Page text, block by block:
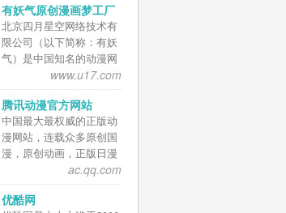
时受理旅客的手机核验业
务，通过网站与旅客手机
之间互发短信确认可联络
性。自12月1日起，铁路
客票系统启用部分新功
能，旅客期待已久的网上
购票“选座功能”已经实现
了。 为进一步方便旅客购
买车票，铁路12306于3月
10日开通团体票预订业
务，个人和单位均可预
订。此前，旅客购买团体
发环境，并可作为边缘计
算节点提供AI人工智能运
算、IoT物联网互联互通服
务。 无需专业运维知识，
可视化面板一键启停各项
服务器用于生产环境，也
能够运行在个人电脑作为
编程开发环境，并可作为
边缘计算节点。PHPTS
将会把公有云的各项PaaS
服务，逐步通过开源软件
在本地免费实现，并通过
2009年6月26日创建，被
粉丝们亲切地称为“B站”
。2018年3月28日，哔哩
哔哩在美国纳斯达克上市
。2020年9月15日，B站定
哩哔哩视频卫星”成功升空
。 B站早期是一个
ACG（动画、漫画、游
戏）内容创作与分享的视
频网站。 经过十年多的发
内容，构建了一个源源不
有妖气原创漫画梦工厂
北京四月星空网络技术有
限公司（以下简称：有妖
气）是中国知名的动漫网
络及内容企业，奥飞娱乐
司。有妖气以互联网动漫
版权业务为核心，利用互
联网大平台优势，不断地
在网站业务，移动业务及
漫画、动画、游戏内容等
成为中国原创动漫产业的
www.u17.com
腾讯动漫官方网站
中国最大最权威的正版动
漫网站，连载众多原创国
漫，原创动画，正版日漫
等海内外最热正版动漫内
提供漫画、动画、资讯、
ac.qq.com
优酷网